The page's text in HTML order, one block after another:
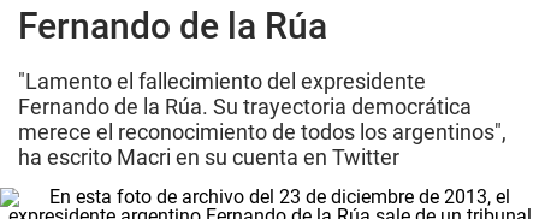
Fernando de la Rúa
"Lamento el fallecimiento del expresidente
Fernando de la Rúa. Su trayectoria democrática
merece el reconocimiento de todos los argentinos",
ha escrito Macri en su cuenta en Twitter